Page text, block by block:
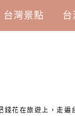
台灣景點 台
錢花在旅遊上，走